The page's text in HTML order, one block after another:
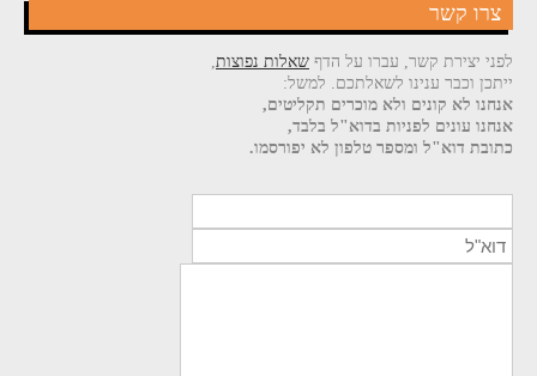
צרו קשר
לפני יצירת קשר, עברו על הדף שאלות נפוצות,
ייתכן וכבר ענינו לשאלתכם. למשל:
אנחנו לא קונים ולא מוכרים תקליטים,
אנחנו עונים לפניות בדוא"ל בלבד,
כתובת דוא"ל ומספר טלפון לא יפורסמו.